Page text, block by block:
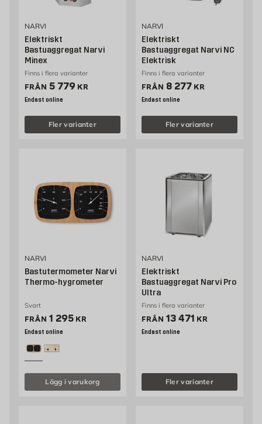
NARVI
Elektriskt
Bastuaggregat Narvi
Minex
Finns i flera varianter
FRÅN Pris 5779 kr
5 779 KR
Endast online
Fler varianter
NARVI
Elektriskt
Bastuaggregat Narvi NC
Elektrisk
Finns i flera varianter
FRÅN Pris 8277 kr
8 277 KR
Endast online
Fler varianter
NARVI
Bastutermometer Narvi
Thermo-hygrometer
Svart
FRÅN Pris 599 kr
1 295 KR
Endast online
Lägg i varukorg
NARVI
Elektriskt
Bastuaggregat Narvi Pro
Ultra
Finns i flera varianter
FRÅN Pris 13471 kr
13 471 KR
Endast online
Fler varianter